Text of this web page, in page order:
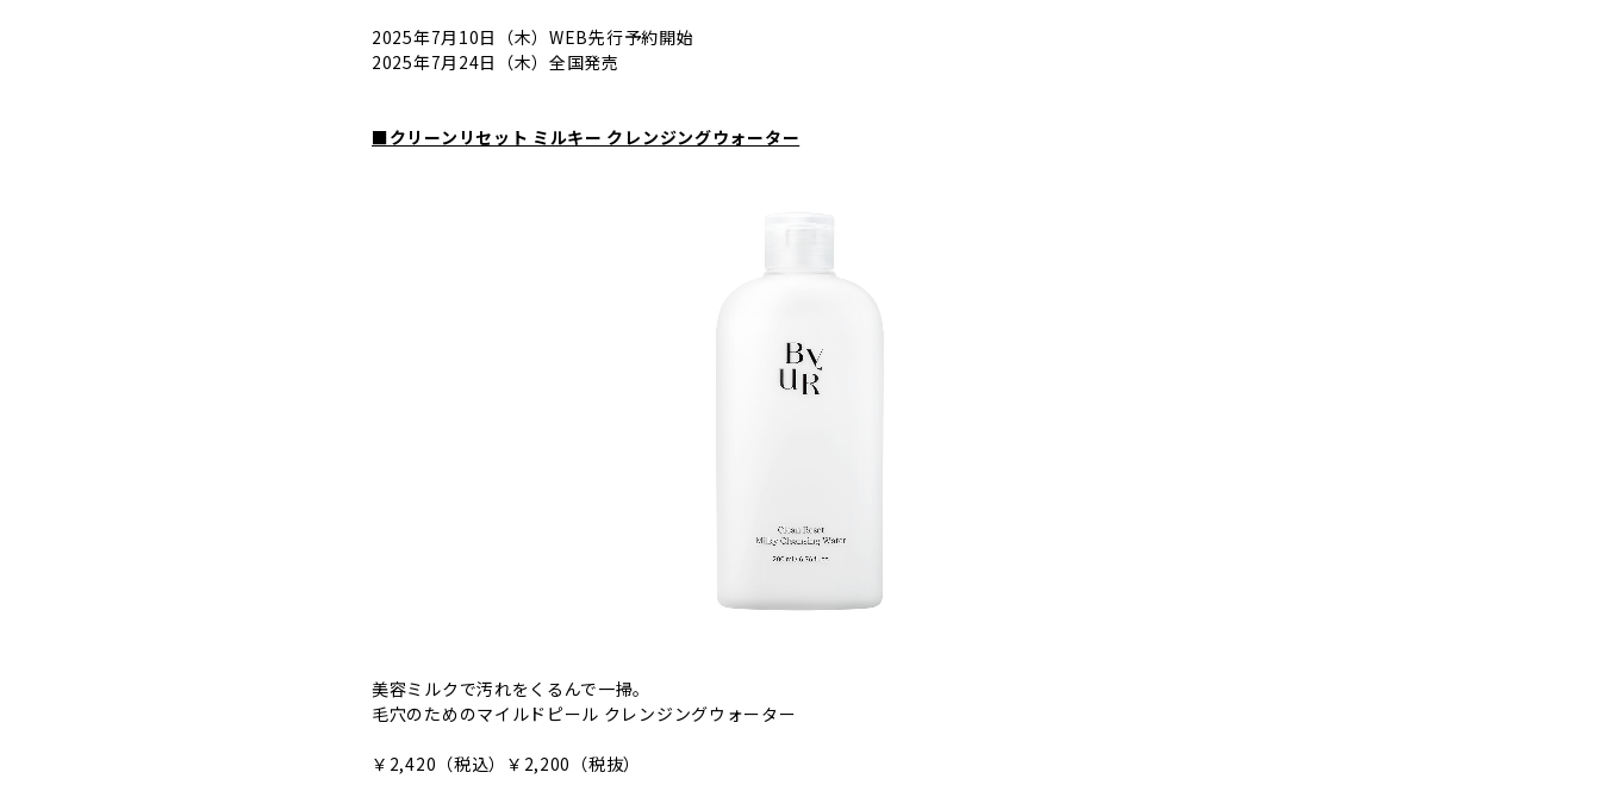
2025年7月10日（木）WEB先行予約開始
2025年7月24日（木）全国発売
■クリーンリセット ミルキー クレンジングウォーター
美容ミルクで汚れをくるんで一掃。
毛穴のためのマイルドピール クレンジングウォーター
￥2,420（税込）￥2,200（税抜）